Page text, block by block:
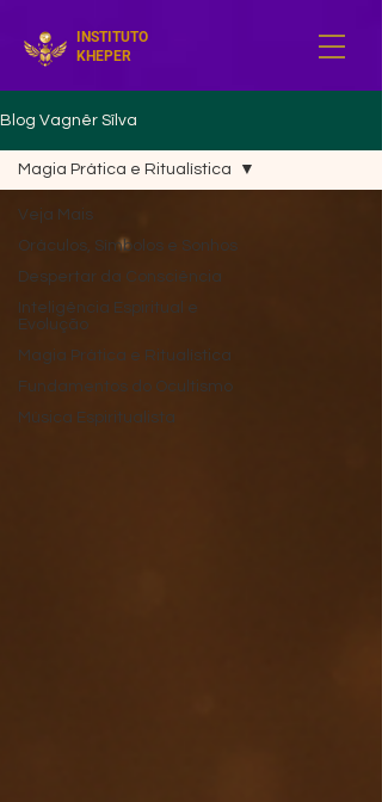
INSTITUTO
KHEPER
Blog Vagnêr Sîlva
Veja Mais
Oráculos, Símbolos e Sonhos
Despertar da Consciência
Inteligência Espiritual e
Evolução
Magia Prática e Ritualística
Fundamentos do Ocultismo
Música Espiritualista
Magia Prática e Ritualística